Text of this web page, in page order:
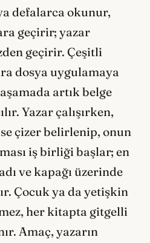
defalarca okunur,
geçirir; yazar
geçirir. Çeşitli
dosya uygulamaya
artık belge
Yazar çalışırken,
çizer belirlenip, onun
iş birliği başlar; en
ve kapağı üzerinde
Çocuk ya da yetişkin
her kitapta gitgelli
Amaç, yazarın